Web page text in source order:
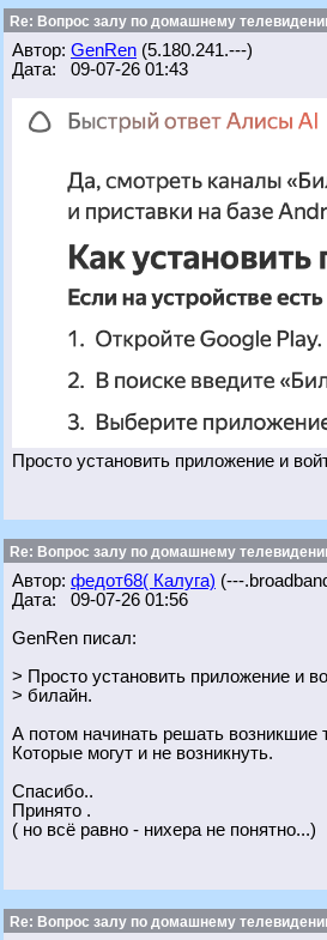
Re: Вопрос залу по домашнему
Автор: GenRen (5.180.241.---)
Дата: 09-07-26 01:43
Просто установить приложение и
Re: Вопрос залу по домашнему
Автор: федот68( Калуга) (---
Дата: 09-07-26 01:56
GenRen писал:
> Просто установить приложение и
> билайн.
А потом начинать решать возникшие
Которые могут и не возникнуть.
Спасибо..
Принято .
( но всё равно - нихера не понятно...)
Re: Вопрос залу по домашнему